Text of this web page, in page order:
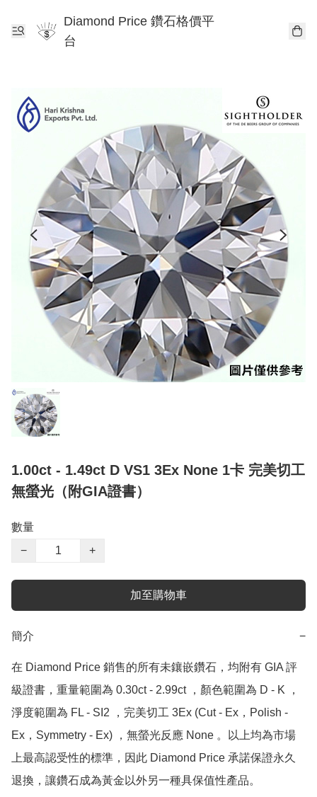
Diamond Price 鑽石格價平
台
1.00ct - 1.49ct D VS1 3Ex None 1卡 完美切工
無螢光（附GIA證書）
數量
−
+
加至購物車
簡介 −
在 Diamond Price 銷售的所有未鑲嵌鑽石，均附有 GIA 評
級證書，重量範圍為 0.30ct - 2.99ct ，顏色範圍為 D - K ，
淨度範圍為 FL - SI2 ，完美切工 3Ex (Cut - Ex，Polish -
Ex，Symmetry - Ex) ，無螢光反應 None 。以上均為市場
上最高認受性的標準，因此 Diamond Price 承諾保證永久
退換，讓鑽石成為黃金以外另一種具保值性產品。